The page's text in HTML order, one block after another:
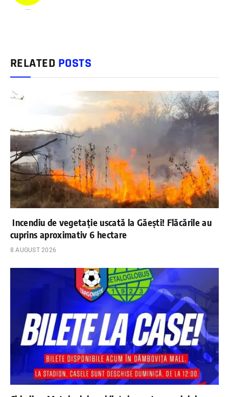
RELATED POSTS
Incendiu de vegetație uscată la Găești! Flăcările au
cuprins aproximativ 6 hectare
8 AUGUST 2026